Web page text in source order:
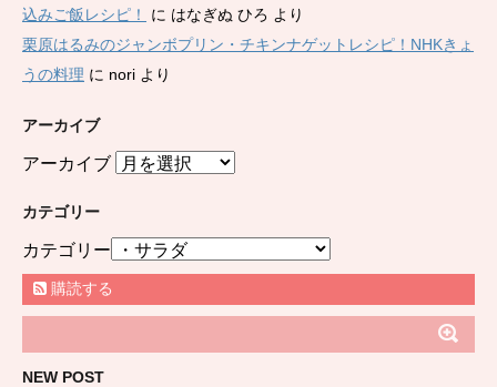
込みご飯レシピ！
に はなぎぬ ひろ より
栗原はるみのジャンボプリン・チキンナゲットレシピ！NHKきょ
うの料理 に nori より
アーカイブ
アーカイブ
カテゴリー
カテゴリー
購読する
NEW POST